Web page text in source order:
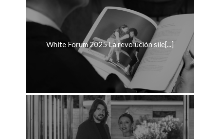
White Forum 2025 La revolución sile[...]